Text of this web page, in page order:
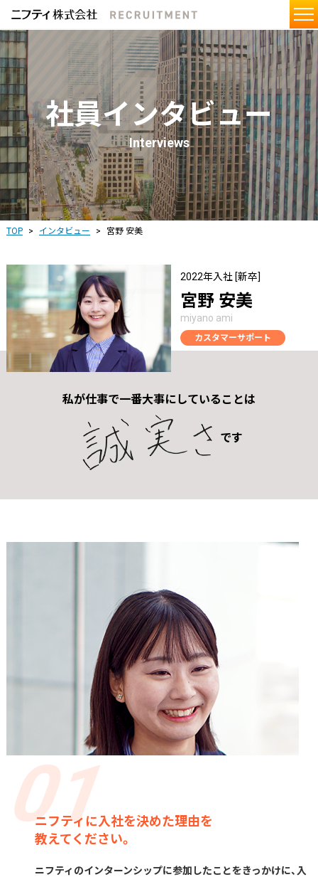
社員インタビュー
Interviews
TOP インタビュー 宮野 安美
2022年入社 [新卒]
宮野 安美
miyano ami
カスタマーサポート
私が仕事で一番大事にしていることは
です
ニフティに入社を決めた理由を
教えてください。
ニフティのインターンシップに参加したことをきっかけに、入